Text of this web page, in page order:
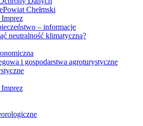
Chełmski
– informacje
neutralność klimatyczną?
i gospodarstwa agroturystyczne